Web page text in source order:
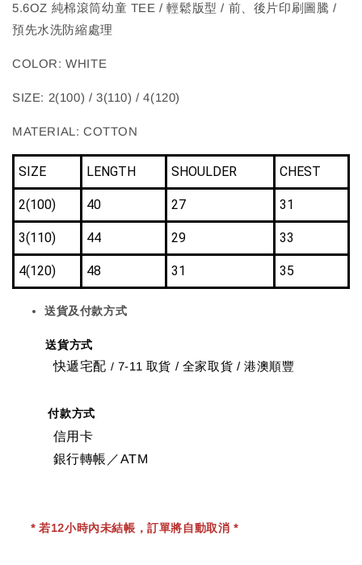
5.6OZ 純棉滾筒幼童 TEE / 輕鬆版型 / 前、後片印刷圖騰 /
預先水洗防縮處理
COLOR: WHITE
SIZE: 2(100) / 3(110) / 4(120)
MATERIAL: COTTON
SIZE LENGTH SHOULDER CHEST
2(100) 40 27 31
3(110) 44 29 33
4(120) 48 31 35
送貨及付款方式
送貨方式
快遞宅配 / 7-11 取貨 / 全家取貨 / 港澳順豐
付款方式
信用卡
銀行轉帳／ATM
* 若12小時內未結帳，訂單將自動取消 *